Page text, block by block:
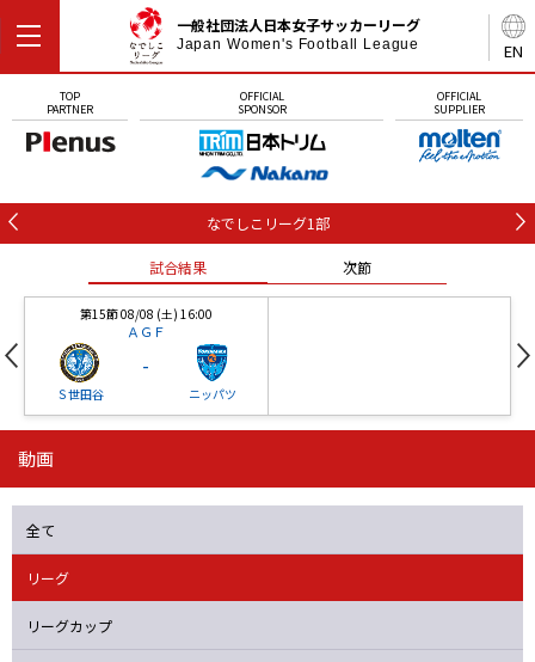
EN
一般社団法人日本女子サッカーリーグ
Japan Women's Football League
TOP
PARTNER
OFFICIAL
SPONSOR
OFFICIAL
SUPPLIER
なでしこリーグ1部
試合結果 次節
第15節 08/08 (土) 16:00
ＡＧＦ
Ｓ世田谷
-
ニッパツ
ニッパツ 石人の星
動画
全て
リーグ
リーグカップ